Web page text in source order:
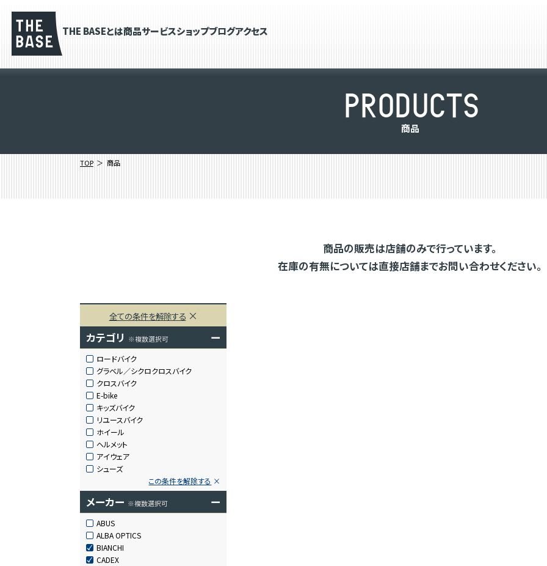
THE BASEとは商品サービスショップブログアクセス
PRODUCTS
商品
TOP 商品
商品の販売は店舗のみで行っています。
在庫の有無については直接店舗までお問い合わせください。
全ての条件を解除する
カテゴリ ※複数選択可 ー
ロードバイク
グラベル／シクロクロスバイク
クロスバイク
E-bike
キッズバイク
リユースバイク
ホイール
ヘルメット
アイウェア
シューズ
この条件を解除する
メーカー ※複数選択可 ー
ABUS
ALBA OPTICS
BIANCHI
CADEX